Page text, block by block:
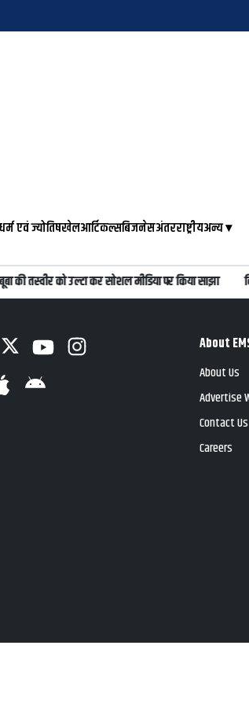
एवं ज्योतिषखेलआर्टिकल्सबिजनेसअंतरराष्ट्रीयअन्य▾
की तस्वीर को उल्टा कर सोशल मीडिया पर किया साझा
About
About Us
Advertise
Contact Us
Careers